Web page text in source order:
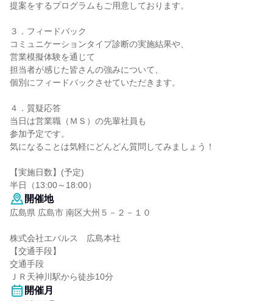
提案をするプログラムもご用意しております。
３．フィードバック
コミュニケーションタイプ診断の実施結果や、
営業模擬体験を通じて
担当者が感じた皆さんの強みについて、
個別にフィードバックさせていただきます。
４．質疑応答
当日は営業職（ＭＳ）の先輩社員も
参加予定です。
気になることは気軽にどんどん質問してみましょう！
【実施日数】(予定)
半日（13:00～18:00）
開催地
広島県 広島市 南区大州５－２－１０
株式会社エバルス 広島本社
【交通手段】
交通手段
ＪＲ天神川駅から徒歩10分
開催月